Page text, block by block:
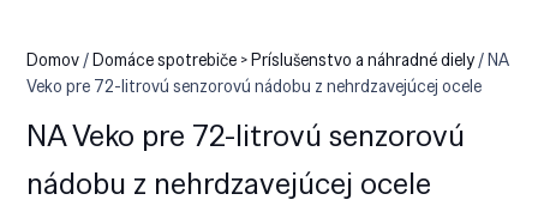
Domov/Domáce spotrebiče > Príslušenstvo a náhradné diely/ NA
Veko pre 72-litrovú senzorovú nádobu z nehrdzavejúcej ocele
NA Veko pre 72-litrovú senzorovú
nádobu z nehrdzavejúcej ocele